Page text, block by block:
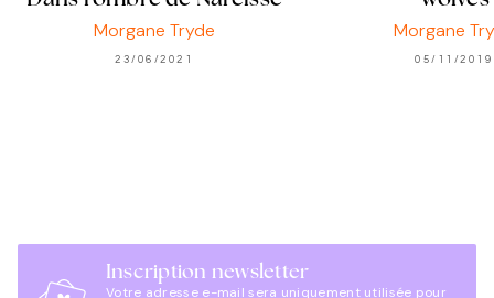
Morgane Tryde
23/06/2021
Morgane
05/11/2019
Inscription newsletter
Votre adresse e-mail sera uniquement utilisée pour